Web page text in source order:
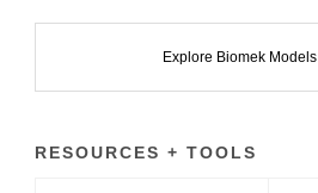
Explore Biomek Models
RESOURCES + TOOLS